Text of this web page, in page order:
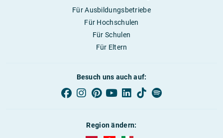
Für Ausbildungsbetriebe
Für Hochschulen
Für Schulen
Für Eltern
Besuch uns auch auf:
Region ändern: